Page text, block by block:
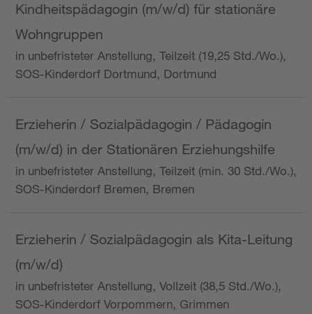
Kindheitspädagogin (m/w/d) für stationäre
Wohngruppen
in unbefristeter Anstellung, Teilzeit (19,25 Std./Wo.),
SOS-Kinderdorf Dortmund, Dortmund
Erzieherin / Sozialpädagogin / Pädagogin
(m/w/d) in der Stationären Erziehungshilfe
in unbefristeter Anstellung, Teilzeit (min. 30 Std./Wo.),
SOS-Kinderdorf Bremen, Bremen
Erzieherin / Sozialpädagogin als Kita-Leitung
(m/w/d)
in unbefristeter Anstellung, Vollzeit (38,5 Std./Wo.),
SOS-Kinderdorf Vorpommern, Grimmen